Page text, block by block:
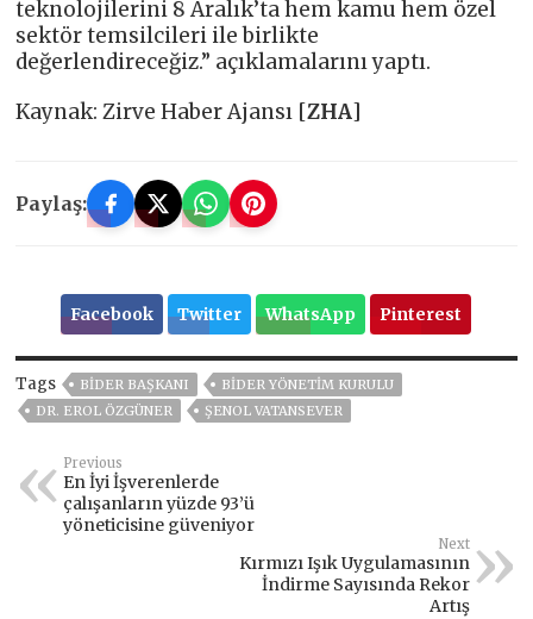
teknolojilerini 8 Aralık’ta hem kamu hem özel
sektör temsilcileri ile birlikte
değerlendireceğiz.” açıklamalarını yaptı.
Kaynak: Zirve Haber Ajansı [ZHA]
Paylaş:
Facebook Twitter WhatsApp Pinterest
Tags BİDER BAŞKANI
BİDER YÖNETIM KURULU
DR. EROL ÖZGÜNER
ŞENOL VATANSEVER
Previous
En İyi İşverenlerde
çalışanların yüzde 93’ü
yöneticisine güveniyor
Next
Kırmızı Işık Uygulamasının
İndirme Sayısında Rekor
Artış